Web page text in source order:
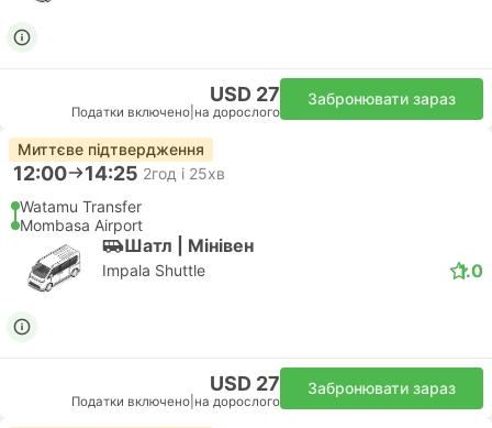
USD 27
Податки включено на дорослого
Забронювати зараз
Миттєве підтвердження
12:00 14:25 2год і 25хв
Watamu Transfer
Mombasa Airport
Шатл | Мiнiвен
Impala Shuttle 1.0
USD 27
Податки включено на дорослого
Забронювати зараз